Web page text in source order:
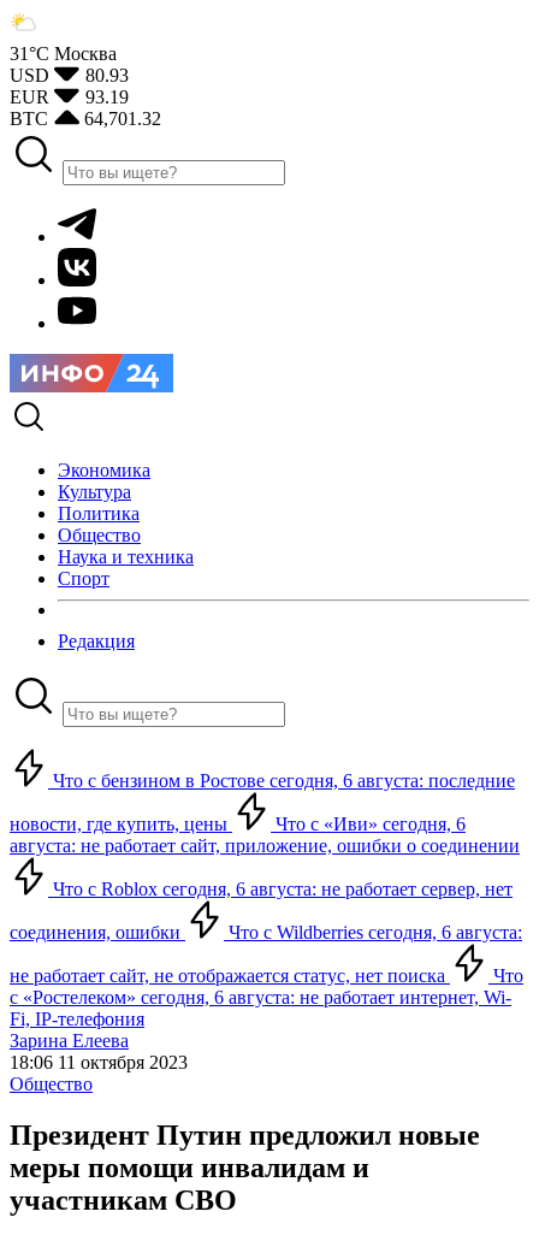
31°С Москва
USD
80.93
EUR
93.19
BTC
64,701.32
Экономика
Культура
Политика
Общество
Наука и техника
Спорт
Редакция
Что с бензином в Ростове сегодня, 6 августа: последние
новости, где купить, цены
Что с «Иви» сегодня, 6
августа: не работает сайт, приложение, ошибки о соединении
Что с Roblox сегодня, 6 августа: не работает сервер, нет
соединения, ошибки Что с Wildberries сегодня, 6 августа:
не работает сайт, не отображается статус, нет поиска
Что
с «Ростелеком» сегодня, 6 августа: не работает интернет, Wi-
Fi, IP-телефония
Зарина Елеева
18:06 11 октября 2023
Общество
Президент Путин предложил новые
меры помощи инвалидам и
участникам СВО